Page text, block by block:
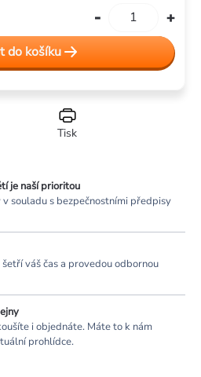
Tisk
do košíku
je naší prioritou
souladu s bezpečnostními předpisy
váš čas a provedou odbornou
i objednáte. Máte to k nám
prohlídce.